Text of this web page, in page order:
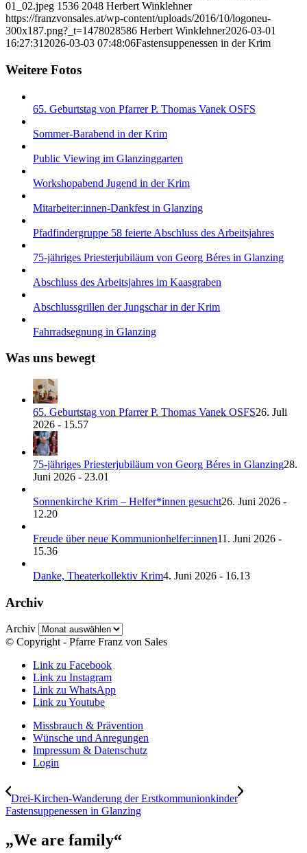
01_02.jpeg 1536 2048 Herbert Winklehner
https://franzvonsales.at/wp-content/uploads/2016/10/logoneu-
300x187.png?_t=1478028586 Herbert Winklehner2026-03-01
16:27:31 2026-03-03 07:48:06Fastensuppenessen in der Krim
Weitere Fotos
65. Geburtstag von Pfarrer P. Thomas Vanek OSFS
Sommer-Barabend in der Krim
Public Viewing im Glanzinggarten
Workshopabend Jugend in der Krim
Mitarbeiter:innen-Dankfest in Glanzing
Pfadfindergruppe 58 feierte Abschluss des Arbeitsjahres
75-jähriges Priesterjubiläum von Georg Béres in Glanzing
Abschluss des Arbeitsjahres im Kaasgraben
Abschlussgrillen der Jungschar in der Krim
Fahrradsegnung in Glanzing
Was uns bewegt
65. Geburtstag von Pfarrer P. Thomas Vanek OSFS26. Juli
2026 - 15.57
75-jähriges Priesterjubiläum von Georg Béres in Glanzing28.
Juni 2026 - 23.01
Sonnenkirche Krim – Helfer*innen gesucht26. Juni 2026 -
12.20
Freude über neue Kommunionhelfer:innen11. Juni 2026 -
15.36
Danke, Theaterkollektiv Krim4. Juni 2026 - 16.13
Archiv
Archiv
© Copyright - Pfarre Franz von Sales
Link zu Facebook
Link zu Instagram
Link zu WhatsApp
Link zu Youtube
Missbrauch & Prävention
Wünsche und Anregungen
Impressum & Datenschutz
Login
Drei-Kirchen-Wanderung der Erstkommunionkinder
Fastensuppenessen in Glanzing
„We are family“